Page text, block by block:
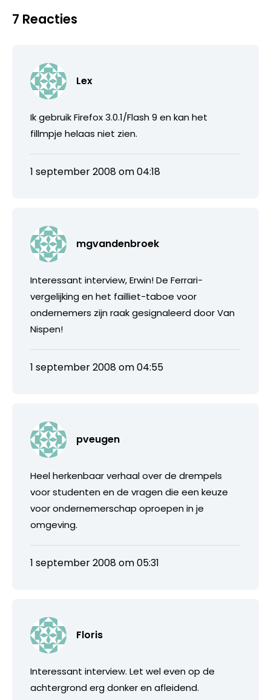
7 Reacties
Lex
Ik gebruik Firefox 3.0.1/Flash 9 en kan het
fillmpje helaas niet zien.
1 september 2008 om 04:18
mgvandenbroek
Interessant interview, Erwin! De Ferrari-
vergelijking en het failliet-taboe voor
ondernemers zijn raak gesignaleerd door Van
Nispen!
1 september 2008 om 04:55
pveugen
Heel herkenbaar verhaal over de drempels
voor studenten en de vragen die een keuze
voor ondernemerschap oproepen in je
omgeving.
1 september 2008 om 05:31
Floris
Interessant interview. Let wel even op de
achtergrond erg donker en afleidend.